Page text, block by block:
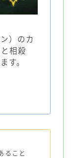
）のカ
相殺
す。
ること